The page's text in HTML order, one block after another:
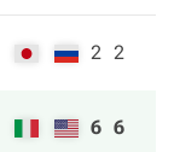
2 2
6 6